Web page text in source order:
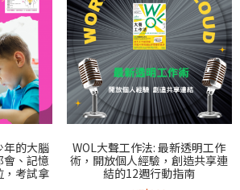
年的大腦
、記憶
，考試拿
WOL大聲工作法: 最新透明工作
術，開放個人經驗，創造共享連
結的12週行動指南